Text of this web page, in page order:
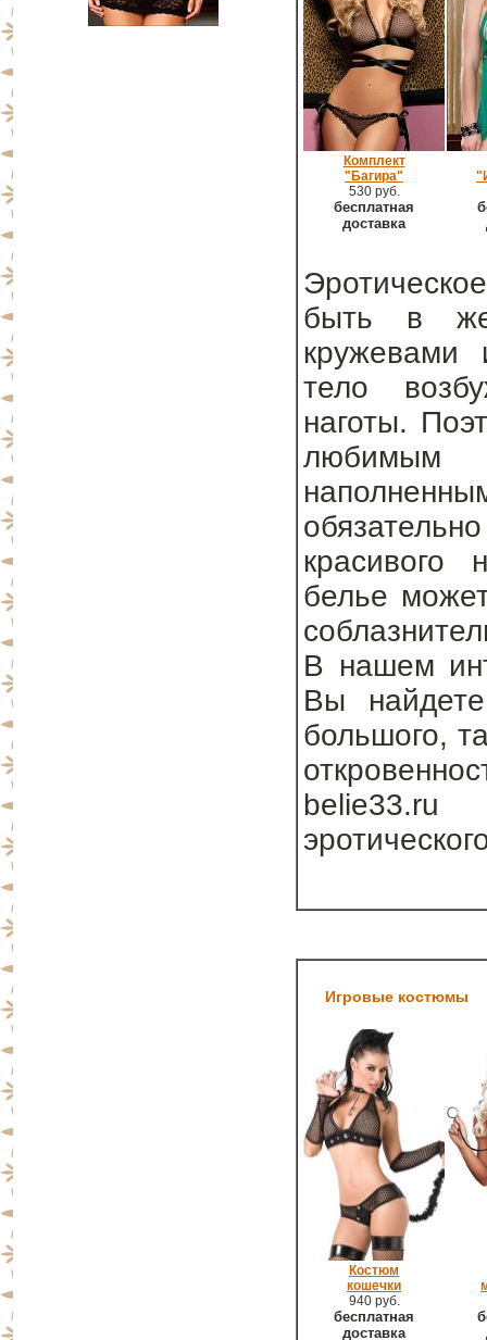
Комплект
"Багира"
530 руб.
бесплатная
доставка
быть в
кружевами
тело
наготы.
любимым
красивого
белье
В нашем
Вы
большого,
belie33.ru
Игровые костюмы
Костюм
кошечки
940 руб.
бесплатная
доставка